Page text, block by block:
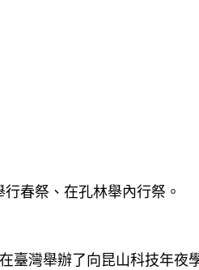
春祭、在孔林舉內行祭。
臺灣舉辦了向昆山科技年夜